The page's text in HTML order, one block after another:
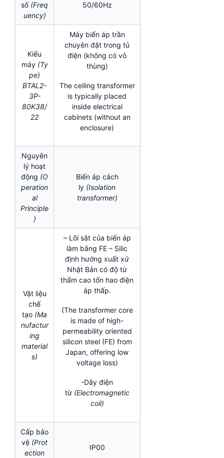
số (Freq
uency)
50/60Hz
Kiểu
máy (Ty
pe)
BTAL2-
3P-
80K38/
22
Máy biến áp trần
chuyên đặt trong tủ
điện (không có vỏ
thùng)
The ceiling transformer
is typically placed
inside electrical
cabinets (without an
enclosure)
Nguyên
lý hoạt
động (O
peration
al
Principle
)
Biến áp cách
ly (Isolation
transformer)
Vật liệu
chế
tạo (Ma
nufactur
ing
material
s)
– Lõi sắt của biến áp
làm bằng FE – Silic
định hướng xuất xứ
Nhật Bản có độ từ
thẩm cao tổn hao điện
áp thấp.
(The transformer core
is made of high-
permeability oriented
silicon steel (FE) from
Japan, offering low
voltage loss)
-Dây điện
từ (Electromagnetic
coil)
Cấp bảo
vệ (Prot
ection
IP00